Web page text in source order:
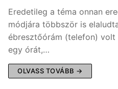
Eredetileg a téma onnan
módjára többször is
ébresztőórám (telefon)
egy órát,…
OLVASS TOVÁBB →